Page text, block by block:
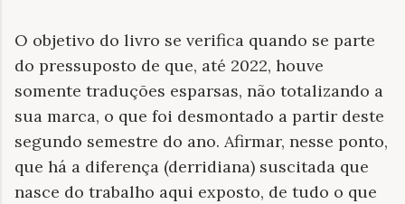
O objetivo do livro se verifica quando se parte
do pressuposto de que, até 2022, houve
somente traduções esparsas, não totalizando a
sua marca, o que foi desmontado a partir deste
segundo semestre do ano. Afirmar, nesse ponto,
que há a diferença (derridiana) suscitada que
nasce do trabalho aqui exposto, de tudo o que